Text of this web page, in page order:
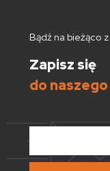
Bądź na bieżąco
Zapisz się
do
*